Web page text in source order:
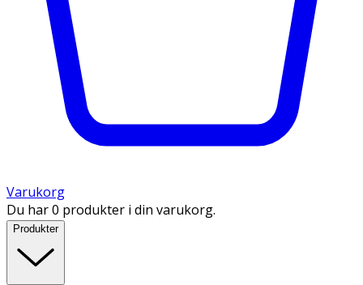
Varukorg
Du har 0 produkter i din varukorg.
Produkter